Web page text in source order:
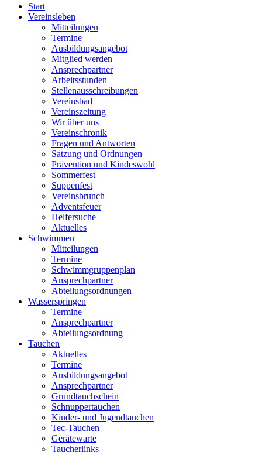
Start
Vereinsleben
Mitteilungen
Termine
Ausbildungsangebot
Mitglied werden
Ansprechpartner
Arbeitsstunden
Stellenausschreibungen
Vereinsbad
Vereinszeitung
Wir über uns
Vereinschronik
Fragen und Antworten
Satzung und Ordnungen
Prävention und Kindeswohl
Sommerfest
Suppenfest
Vereinsbrunch
Adventsfeuer
Helfersuche
Aktuelles
Schwimmen
Mitteilungen
Termine
Schwimmgruppenplan
Ansprechpartner
Abteilungsordnungen
Wasserspringen
Termine
Ansprechpartner
Abteilungsordnung
Tauchen
Aktuelles
Termine
Ausbildungsangebot
Ansprechpartner
Grundtauchschein
Schnuppertauchen
Kinder- und Jugendtauchen
Tec-Tauchen
Gerätewarte
Taucherlinks